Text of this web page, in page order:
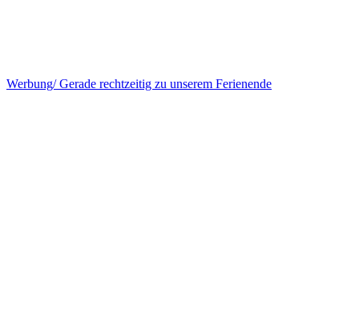
Werbung/ Gerade rechtzeitig zu unserem Ferienende